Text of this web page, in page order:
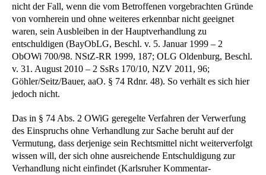
nicht der Fall, wenn die vom Betroffenen vorgebrachten Gründe
von vornherein und ohne weiteres erkennbar nicht geeignet
waren, sein Ausbleiben in der Hauptverhandlung zu
entschuldigen (BayObLG, Beschl. v. 5. Januar 1999 – 2
ObOWi 700/98. NStZ-RR 1999, 187; OLG Oldenburg, Beschl.
v. 31. August 2010 – 2 SsRs 170/10, NZV 2011, 96;
Göhler/Seitz/Bauer, aaO. § 74 Rdnr. 48). So verhält es sich hier
jedoch nicht.
Das in § 74 Abs. 2 OWiG geregelte Verfahren der Verwerfung
des Einspruchs ohne Verhandlung zur Sache beruht auf der
Vermutung, dass derjenige sein Rechtsmittel nicht weiterverfolgt
wissen will, der sich ohne ausreichende Entschuldigung zur
Verhandlung nicht einfindet (Karlsruher Kommentar-